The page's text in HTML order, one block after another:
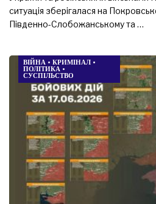
ситуація зберігалася на
Південно-Слобожанському та …
ВІЙНА • КРИМІНАЛ •
ПОЛІТИКА •
СУСПІЛЬСТВО